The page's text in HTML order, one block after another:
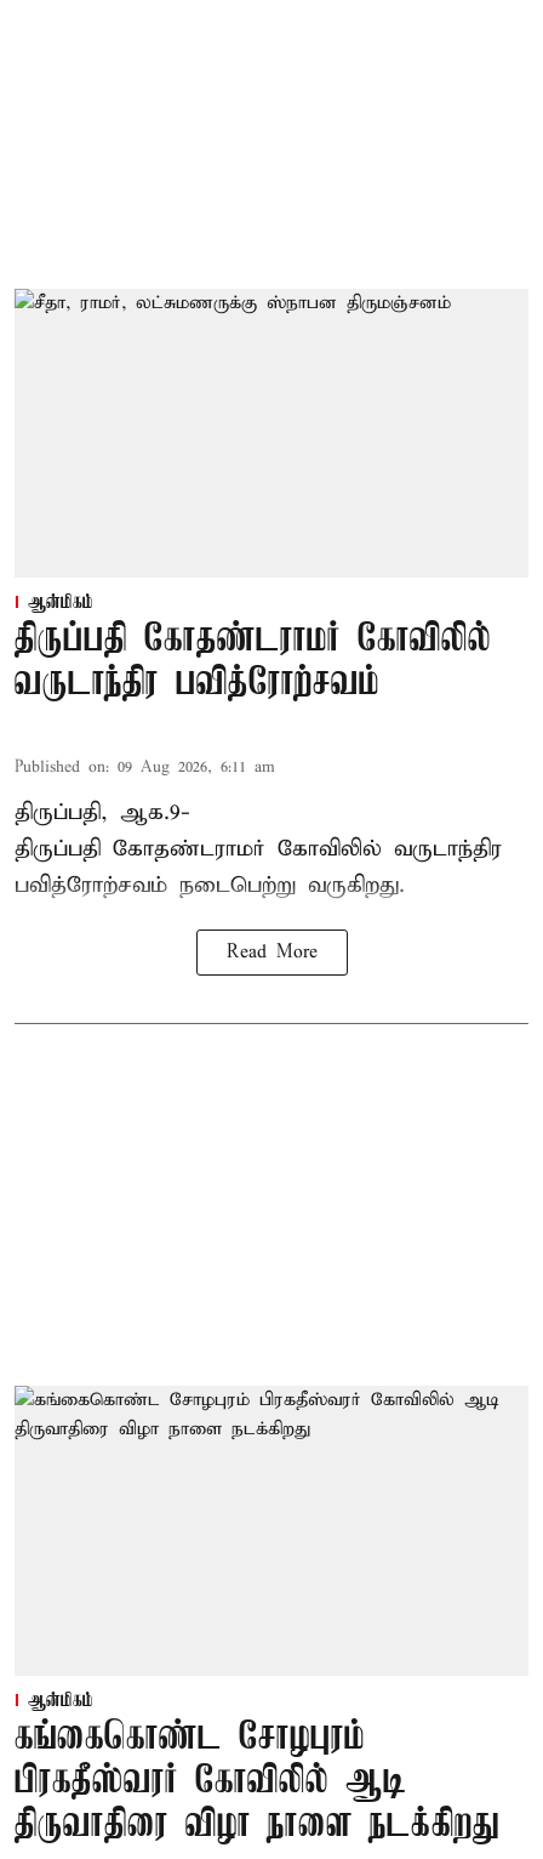
ஆன்மிகம்
திருப்பதி கோதண்டராமர் கோவிலில்
வருடாந்திர பவித்ரோற்சவம்
Published on: 09 Aug 2026, 6:11 am
திருப்பதி, ஆக.9-
திருப்பதி கோதண்டராமர் கோவிலில் வருடாந்திர
பவித்ரோற்சவம் நடைபெற்று வருகிறது.
Read More
ஆன்மிகம்
கங்கைகொண்ட சோழபுரம்
பிரகதீஸ்வரர் கோவிலில் ஆடி
திருவாதிரை விழா நாளை நடக்கிறது